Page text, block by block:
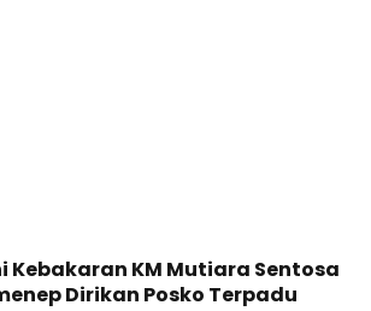
Kebakaran KM Mutiara Sentosa
Dirikan Posko Terpadu